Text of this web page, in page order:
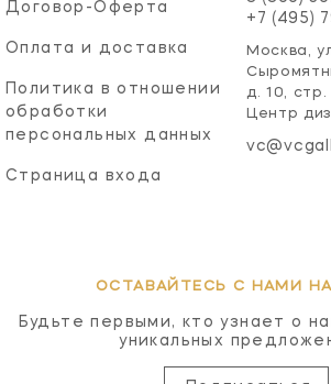
Договор-Оферта
Оплата и доставка
Политика в отношении
обработки
персональных данных
Страница входа
+7 (495)
Москва,
д. 10, стр.
Центр
ОСТАВАЙТЕСЬ С НАМИ НА
Будьте первыми, кто узнает о
уникальных